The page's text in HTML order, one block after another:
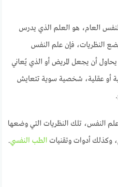
العام، هو العلم الذي يدرس
النظريات، فإن علم النفس
يحاول أن يجعل المريض أو الذي يُعاني
أو عقلية، شخصية سوية تتعايش
النفس، تلك النظريات التي وضعها
وكذلك أدوات وتقنيات الطب النفسي.